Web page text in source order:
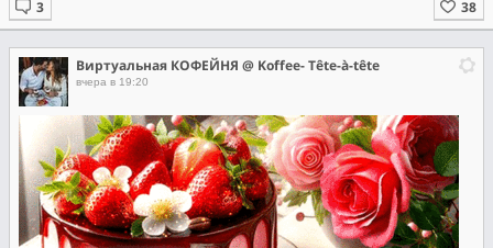
Виртуальная КОФЕЙНЯ @ Koffee- Tête-à-tête
вчера в 19:20